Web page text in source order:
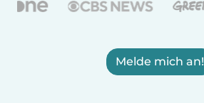
Melde mich an!